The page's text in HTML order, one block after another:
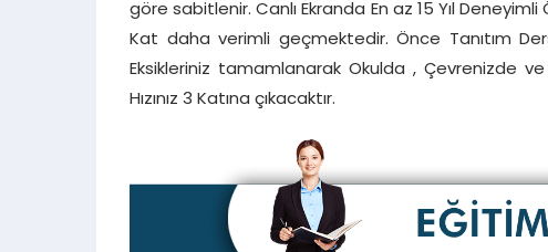
göre sabitlenir. Canlı Ekranda En az 15 Yıl
Kat daha verimli geçmektedir. Önce Tanıtım
Eksikleriniz tamamlanarak Okulda , Çevrenizde
Hızınız 3 Katına çıkacaktır.